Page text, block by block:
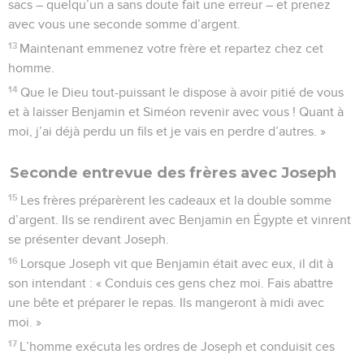
sacs – quelqu’un a sans doute fait une erreur – et prenez
avec vous une seconde somme d’argent.
13 Maintenant emmenez votre frère et repartez chez cet
homme.
14 Que le Dieu tout-puissant le dispose à avoir pitié de vous
et à laisser Benjamin et Siméon revenir avec vous ! Quant à
moi, j’ai déjà perdu un fils et je vais en perdre d’autres. »
Seconde entrevue des frères avec Joseph
15 Les frères préparèrent les cadeaux et la double somme
d’argent. Ils se rendirent avec Benjamin en Égypte et vinrent
se présenter devant Joseph.
16 Lorsque Joseph vit que Benjamin était avec eux, il dit à
son intendant : « Conduis ces gens chez moi. Fais abattre
une bête et préparer le repas. Ils mangeront à midi avec
moi. »
17 L’homme exécuta les ordres de Joseph et conduisit ces